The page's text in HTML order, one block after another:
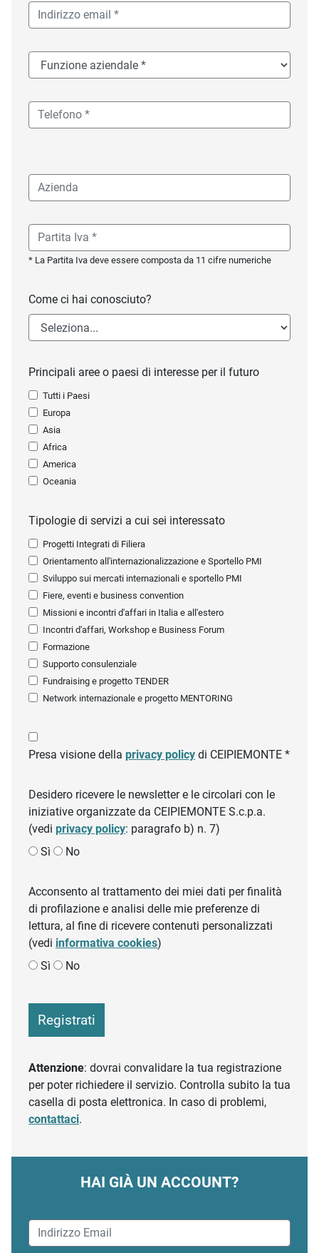
* La Partita Iva deve essere composta da 11 cifre numeriche
Come ci hai conosciuto?
Principali aree o paesi di interesse per il futuro
Tutti i Paesi
Europa
Asia
Africa
America
Oceania
Tipologie di servizi a cui sei interessato
Progetti Integrati di Filiera
Orientamento all'internazionalizzazione e Sportello PMI
Sviluppo sui mercati internazionali e sportello PMI
Fiere, eventi e business convention
Missioni e incontri d'affari in Italia e all'estero
Incontri d'affari, Workshop e Business Forum
Formazione
Supporto consulenziale
Fundraising e progetto TENDER
Network internazionale e progetto MENTORING
Presa visione della privacy policy di CEIPIEMONTE *
Desidero ricevere le newsletter e le circolari con le
iniziative organizzate da CEIPIEMONTE S.c.p.a.
(vedi privacy policy: paragrafo b) n. 7)
Sì
No
Acconsento al trattamento dei miei dati per finalità
di profilazione e analisi delle mie preferenze di
lettura, al fine di ricevere contenuti personalizzati
(vedi informativa cookies)
Sì
No
Registrati
Attenzione: dovrai convalidare la tua registrazione
per poter richiedere il servizio. Controlla subito la tua
casella di posta elettronica. In caso di problemi,
contattaci.
HAI GIÀ UN ACCOUNT?